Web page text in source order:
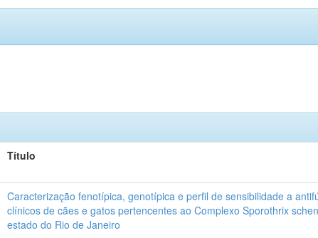
Título
Caracterização fenotípica, genotípica e perfil de sensibilidade a
clínicos de cães e gatos pertencentes ao Complexo Sporothrix
estado do Rio de Janeiro